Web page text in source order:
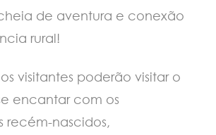
de aventura e conexão
rural!
visitantes poderão visitar o
encantar com os
recém-nascidos,